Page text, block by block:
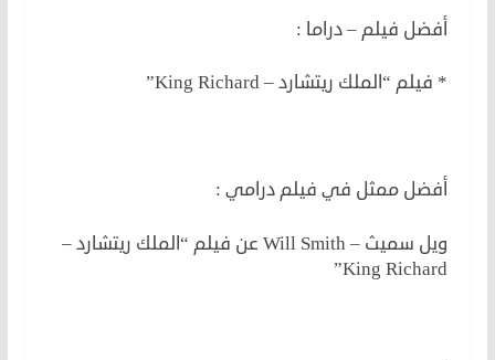
أفضل فيلم – دراما :
* فيلم “الملك ريتشارد – King Richard”
أفضل ممثل في فيلم درامي :
ويل سميث – Will Smith عن فيلم “الملك ريتشارد –
King Richard”